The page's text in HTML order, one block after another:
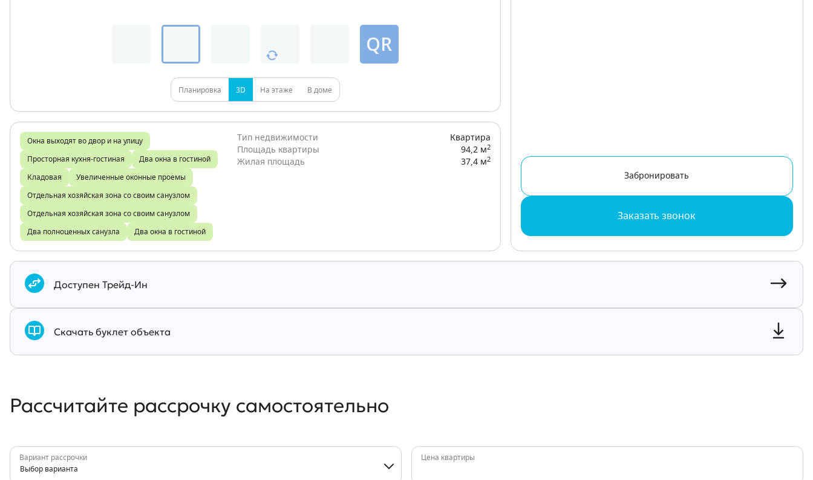
QR
Планировка 3D На этаже В доме
Окна выходят во двор и на улицу
Просторная кухня-гостиная Два окна в гостиной
Кладовая Увеличенные оконные проемы
Отдельная хозяйская зона со своим санузлом
Отдельная хозяйская зона со своим санузлом
Два полноценных санузла Два окна в гостиной
Тип недвижимости
Квартира
Площадь квартиры
94,2 м2
Жилая площадь 37,4 м2
Забронировать
Заказать звонок
Документы
Доступен Трейд-Ин
Скачать буклет объекта
Рассчитайте рассрочку самостоятельно
Вариант рассрочки
Выбор варианта
Цена квартиры